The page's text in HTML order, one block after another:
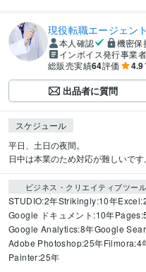
現役転職エージェン
本人確認 機密保
インボイス発行事業者
総販売実績64評価 4.9
出品者に質問
スケジュール
平日、土日の夜間。
日中は本業のため対応が難しいです。
ビジネス・クリエイティブツール
STUDIO:2年Strikingly:10年
Google ドキュメント:10年
Google Analytics:8年Google
Adobe Photoshop:25年Filmora:4
Painter:25年